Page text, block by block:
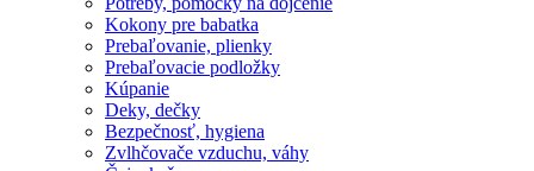
Kokony pre babatka
Prebaľovanie, plienky
Prebaľovacie podložky
Kúpanie
Deky, dečky
Bezpečnosť, hygiena
Zvlhčovače vzduchu, váhy